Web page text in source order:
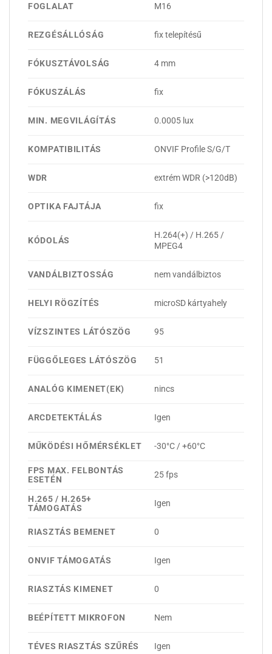
FOGLALAT M16
REZGÉSÁLLÓSÁG fix telepítésű
FÓKUSZTÁVOLSÁG 4 mm
FÓKUSZÁLÁS fix
MIN. MEGVILÁGÍTÁS 0.0005 lux
KOMPATIBILITÁS ONVIF Profile S/G/T
WDR extrém WDR (>120dB)
OPTIKA FAJTÁJA fix
KÓDOLÁS
H.264(+) / H.265 /
MPEG4
VANDÁLBIZTOSSÁG nem vandálbiztos
HELYI RÖGZÍTÉS microSD kártyahely
VÍZSZINTES LÁTÓSZÖG 95
FÜGGŐLEGES LÁTÓSZÖG 51
ANALÓG KIMENET(EK) nincs
ARCDETEKTÁLÁS Igen
MŰKÖDÉSI HŐMÉRSÉKLET -30°C / +60°C
FPS MAX. FELBONTÁS
ESETÉN
25 fps
H.265 / H.265+
TÁMOGATÁS
Igen
RIASZTÁS BEMENET 0
ONVIF TÁMOGATÁS Igen
RIASZTÁS KIMENET 0
BEÉPÍTETT MIKROFON Nem
TÉVES RIASZTÁS SZŰRÉS Igen